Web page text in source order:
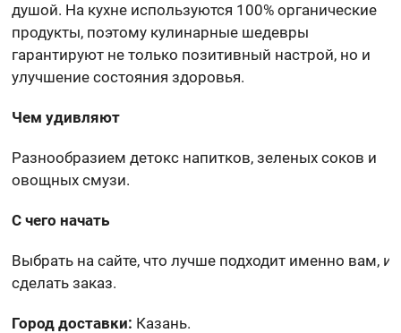
душой. На кухне используются 100% органические
продукты, поэтому кулинарные шедевры
гарантируют не только позитивный настрой, но и
улучшение состояния здоровья.
Чем удивляют
Разнообразием детокс напитков, зеленых соков и
овощных смузи.
С чего начать
Выбрать на сайте, что лучше подходит именно вам, и
сделать заказ.
Город доставки: Казань.